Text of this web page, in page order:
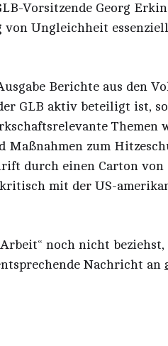
Vorsitzende Georg
von Ungleichheit
Berichte aus den
GLB aktiv beteiligt ist,
Themen
Maßnahmen zum
durch einen Carton von
mit der US-
noch nicht beziehst,
Nachricht an